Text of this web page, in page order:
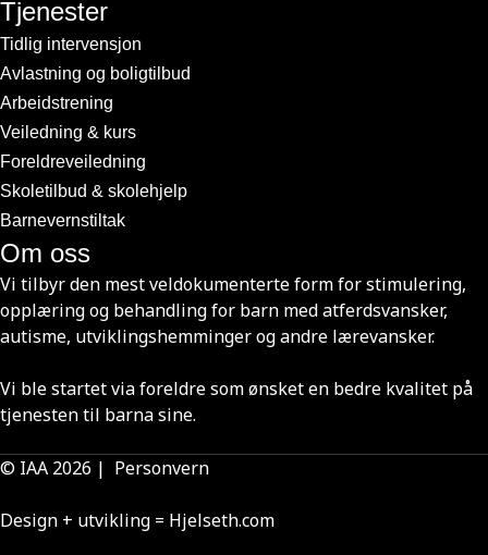
Tjenester
Tidlig intervensjon
Avlastning og boligtilbud
Arbeidstrening
Veiledning & kurs
Foreldreveiledning
Skoletilbud & skolehjelp
Barnevernstiltak
Om oss
Vi tilbyr den mest veldokumenterte form for stimulering,
opplæring og behandling for barn med atferdsvansker,
autisme, utviklingshemminger og andre lærevansker.
Vi ble startet via foreldre som ønsket en bedre kvalitet på
tjenesten til barna sine.
© IAA 2026 | Personvern
Design + utvikling = Hjelseth.com